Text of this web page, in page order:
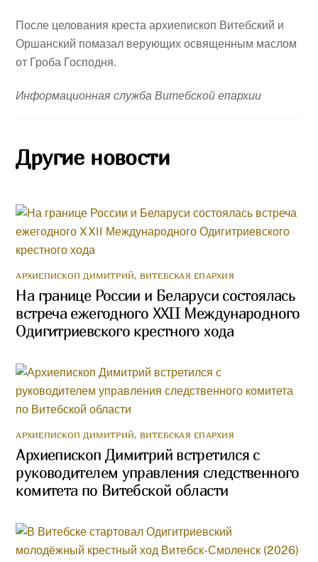
После целования креста архиепископ Витебский и
Оршанский помазал верующих освященным маслом
от Гроба Господня.
Информационная служба Витебской епархии
Другие новости
АРХИЕПИСКОП ДИМИТРИЙ, ВИТЕБСКАЯ ЕПАРХИЯ
На границе России и Беларуси состоялась
встреча ежегодного XXII Международного
Одигитриевского крестного хода
АРХИЕПИСКОП ДИМИТРИЙ, ВИТЕБСКАЯ ЕПАРХИЯ
Архиепископ Димитрий встретился с
руководителем управления следственного
комитета по Витебской области